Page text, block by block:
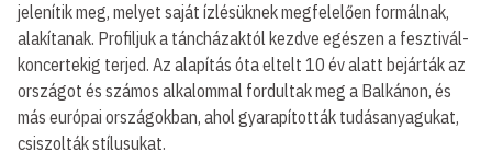
jelenítik meg, melyet saját ízlésüknek megfelelően formálnak,
alakítanak. Profiljuk a táncházaktól kezdve egészen a fesztivál-
koncertekig terjed. Az alapítás óta eltelt 10 év alatt bejárták az
országot és számos alkalommal fordultak meg a Balkánon, és
más európai országokban, ahol gyarapították tudásanyagukat,
csiszolták stílusukat.